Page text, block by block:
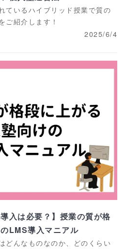
ているハイブリッド授業で質の
ご紹介します！
2025/6/4
入は必要？】授業の質が格
LMS導入マニアル
どんなものなのか、どのくらい